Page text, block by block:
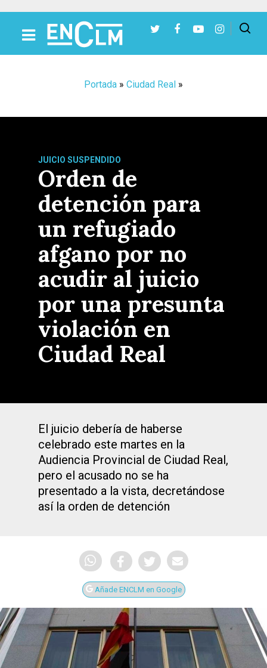
Portada » Ciudad Real »
JUICIO SUSPENDIDO
Orden de
detención para
un refugiado
afgano por no
acudir al juicio
por una presunta
violación en
Ciudad Real
El juicio debería de haberse
celebrado este martes en la
Audiencia Provincial de Ciudad Real,
pero el acusado no se ha
presentado a la vista, decretándose
así la orden de detención
Añade ENCLM en Google